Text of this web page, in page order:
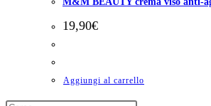
19,90€
Aggiungi al carrello